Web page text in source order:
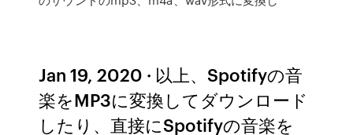
Jan 19, 2020 · 以上、Spotifyの音
楽をMP3に変換してダウンロード
したり、直接にSpotifyの音楽を